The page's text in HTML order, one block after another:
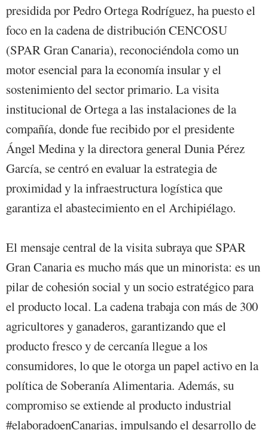
presidida por Pedro Ortega Rodríguez, ha puesto el
foco en la cadena de distribución CENCOSU
(SPAR Gran Canaria), reconociéndola como un
motor esencial para la economía insular y el
sostenimiento del sector primario. La visita
institucional de Ortega a las instalaciones de la
compañía, donde fue recibido por el presidente
Ángel Medina y la directora general Dunia Pérez
García, se centró en evaluar la estrategia de
proximidad y la infraestructura logística que
garantiza el abastecimiento en el Archipiélago.
El mensaje central de la visita subraya que SPAR
Gran Canaria es mucho más que un minorista: es un
pilar de cohesión social y un socio estratégico para
el producto local. La cadena trabaja con más de 300
agricultores y ganaderos, garantizando que el
producto fresco y de cercanía llegue a los
consumidores, lo que le otorga un papel activo en la
política de Soberanía Alimentaria. Además, su
compromiso se extiende al producto industrial
#elaboradoenCanarias, impulsando el desarrollo de